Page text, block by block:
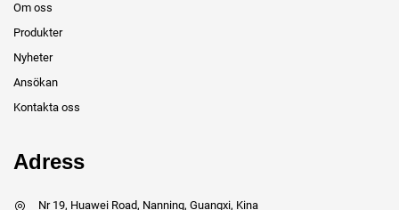
Om oss
Produkter
Nyheter
Ansökan
Kontakta oss
Adress
Nr 19, Huawei Road, Nanning, Guangxi, Kina